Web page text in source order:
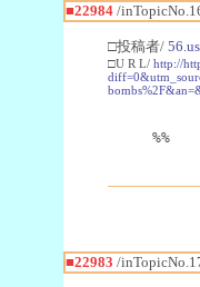
■22984/
□投稿者/
□U R L/ http://
%%
■22983 /